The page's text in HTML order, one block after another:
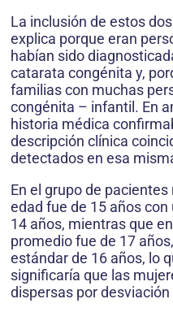
La inclusión de estos
explica porque eran
habían sido
catarata congénita y,
familias con muchas
congénita – infantil. En
historia médica
descripción clínica
detectados en esa
En el grupo de
edad fue de 15 años
14 años, mientras que
promedio fue de 17
estándar de 16 años, lo
significaría que las
dispersas por